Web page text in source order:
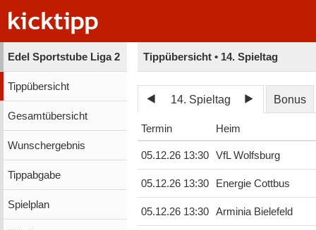
Edel Sportstube Liga 2
Tippübersicht
Gesamtübersicht
Wunschergebnis
Tippabgabe
Spielplan
Tippübersicht • 14. Spieltag
14. Spieltag Bonus
Termin Heim
05.12.26 13:30 VfL Wolfsburg
05.12.26 13:30 Energie Cottbus
05.12.26 13:30 Arminia Bielefeld